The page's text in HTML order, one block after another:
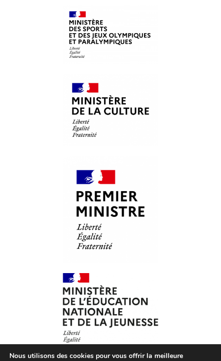
Nous utilisons des cookies pour vous offrir la meilleure